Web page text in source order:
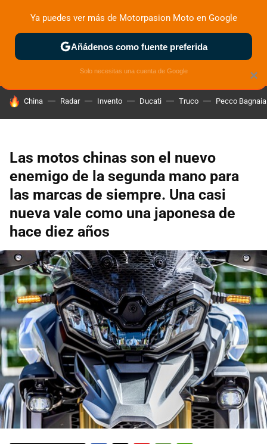
ZONA DE PRUEBAS DEPORTIVAS MOTOS ELÉCTRICAS
HOY SE HABLA DE
China Radar Invento Ducati Truco Pecco Bagnaia
Las motos chinas son el nuevo
enemigo de la segunda mano para
las marcas de siempre. Una casi
nueva vale como una japonesa de
hace diez años
×
Ya puedes ver más de Motorpasion Moto en Google
Añádenos como fuente preferida
Solo necesitas una cuenta de Google